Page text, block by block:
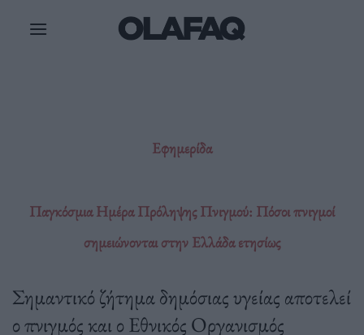
Εφημερίδα
Παγκόσμια Ημέρα Πρόληψης Πνιγμού: Πόσοι πνιγμοί
σημειώνονται στην Ελλάδα ετησίως
Σημαντικό ζήτημα δημόσιας υγείας αποτελεί
ο πνιγμός και ο Εθνικός Οργανισμός